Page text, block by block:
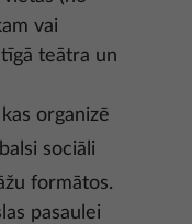
vai
teātra un
kas organizē
sociāli
formātos.
pasaulei